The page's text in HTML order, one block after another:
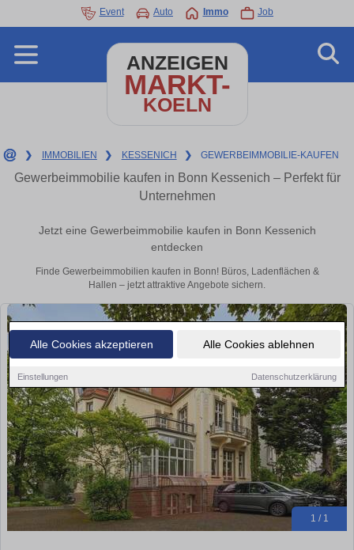
Alle Cookies akzeptieren Alle Cookies ablehnen
Einstellungen Datenschutzerklärung
Event Auto Immo Job
ANZEIGEN
MARKT-
KOELN
❯ IMMOBILIEN ❯ KESSENICH ❯ GEWERBEIMMOBILIE-KAUFEN
Gewerbeimmobilie kaufen in Bonn Kessenich – Perfekt für
Unternehmen
Jetzt eine Gewerbeimmobilie kaufen in Bonn Kessenich
entdecken
Finde Gewerbeimmobilien kaufen in Bonn! Büros, Ladenflächen &
Hallen – jetzt attraktive Angebote sichern.
1 / 1